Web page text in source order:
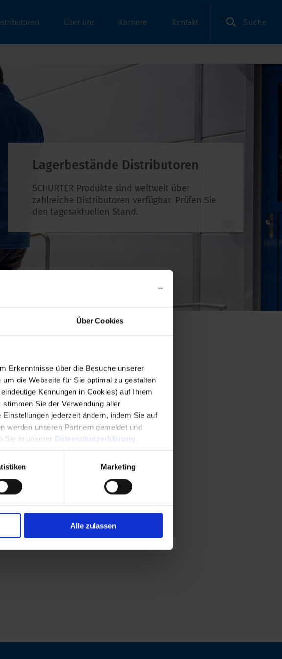
Über Cookies
Erkenntnisse über die Besuche unserer
die Webseite für Sie optimal zu gestalten
Kennungen in Cookies) auf Ihrem
Sie der Verwendung aller
jederzeit ändern, indem Sie auf
werden unseren Partnern gemeldet und
Sie in unserer
Datenschutzerklärung
Marketing
Alle zulassen
Über uns Karriere Kontakt Suche
Lagerbestände Distributoren
SCHURTER Produkte sind weltweit über
zahlreiche Distributoren verfügbar. Prüfen Sie
den tagesaktuellen Stand.